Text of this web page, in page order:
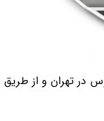
در تهران و از طریق